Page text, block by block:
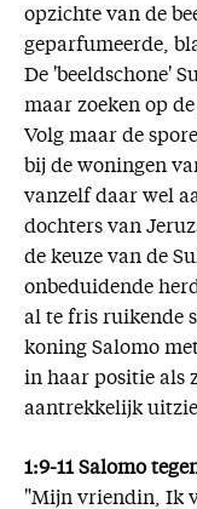
opzichte van de
geparfumeerde,
De 'beeldschone'
maar zoeken op
Volg maar de
bij de woningen
vanzelf daar wel
dochters van
de keuze van de
onbeduidende
al te fris ruikende
koning Salomo
in haar positie als
aantrekkelijk
1:9-11 Salomo
"Mijn vriendin, Ik